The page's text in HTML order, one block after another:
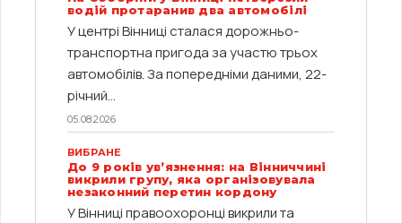
водій протаранив два автомобілі
У центрі Вінниці сталася дорожньо-
транспортна пригода за участю трьох
автомобілів. За попередніми даними, 22-
річний...
05.08.2026
ВИБРАНЕ
До 9 років ув’язнення: на Вінниччині
викрили групу, яка організовувала
незаконний перетин кордону
У Вінниці правоохоронці викрили та